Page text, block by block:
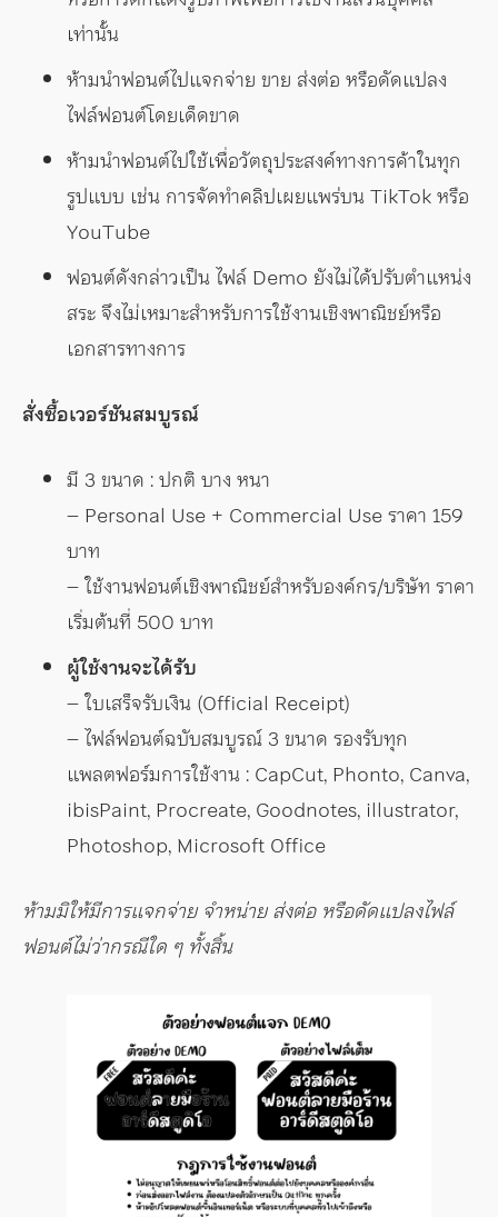
เท่านั้น
ห้ามนำฟอนต์ไปแจกจ่าย ขาย ส่งต่อ หรือดัดแปลง
ไฟล์ฟอนต์โดยเด็ดขาด
ห้ามนำฟอนต์ไปใช้เพื่อวัตถุประสงค์ทางการค้าในทุก
รูปแบบ เช่น การจัดทำคลิปเผยแพร่บน TikTok หรือ
YouTube
ฟอนต์ดังกล่าวเป็น ไฟล์ Demo ยังไม่ได้ปรับตำแหน่ง
สระ จึงไม่เหมาะสำหรับการใช้งานเชิงพาณิชย์หรือ
เอกสารทางการ
สั่งซื้อเวอร์ชันสมบูรณ์
มี 3 ขนาด : ปกติ บาง หนา
– Personal Use + Commercial Use ราคา 159
บาท
– ใช้งานฟอนต์เชิงพาณิชย์สำหรับองค์กร/บริษัท ราคา
เริ่มต้นที่ 500 บาท
ผู้ใช้งานจะได้รับ
– ใบเสร็จรับเงิน (Official Receipt)
– ไฟล์ฟอนต์ฉบับสมบูรณ์ 3 ขนาด รองรับทุก
แพลตฟอร์มการใช้งาน : CapCut, Phonto, Canva,
ibisPaint, Procreate, Goodnotes, illustrator,
Photoshop, Microsoft Office
ห้ามมิให้มีการแจกจ่าย จำหน่าย ส่งต่อ หรือดัดแปลงไฟล์
ฟอนต์ไม่ว่ากรณีใด ๆ ทั้งสิ้น